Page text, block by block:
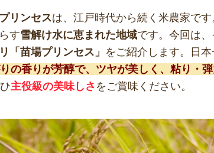
リンセスは、江戸時代から続く米農家で
す雪解け水に恵まれた地域です。今回は
「苗場プリンセス」 をご紹介します。日
の香りが芳醇で、ツヤが美しく、粘り・
主役級の美味しさ をご賞味ください。